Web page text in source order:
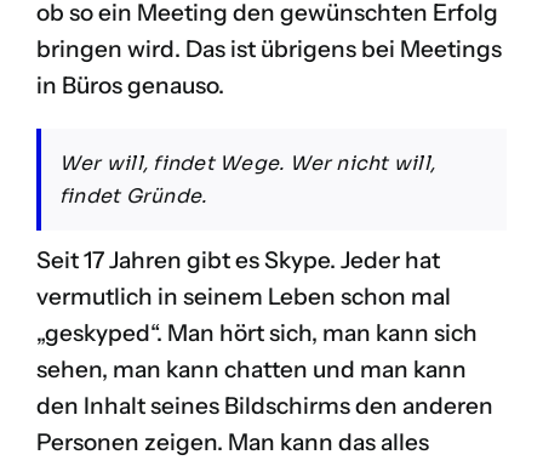
ob so ein Meeting den gewünschten Erfolg
bringen wird. Das ist übrigens bei Meetings
in Büros genauso.
Wer will, findet Wege. Wer nicht will,
findet Gründe.
Seit 17 Jahren gibt es Skype. Jeder hat
vermutlich in seinem Leben schon mal
„geskyped“. Man hört sich, man kann sich
sehen, man kann chatten und man kann
den Inhalt seines Bildschirms den anderen
Personen zeigen. Man kann das alles